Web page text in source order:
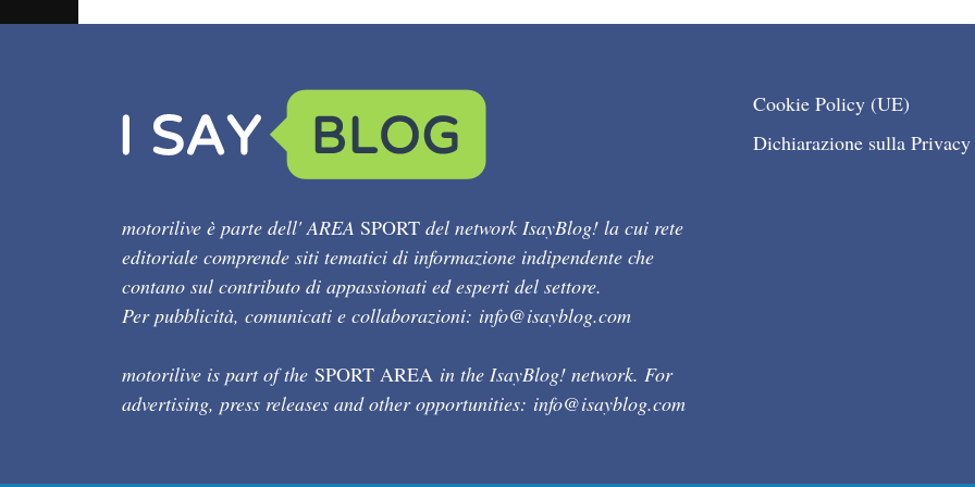
motorilive è parte dell' AREA SPORT del network IsayBlog! la cui rete
editoriale comprende siti tematici di informazione indipendente che
contano sul contributo di appassionati ed esperti del settore.
Per pubblicità, comunicati e collaborazioni: info@isayblog.com
motorilive is part of the SPORT AREA in the IsayBlog! network. For
advertising, press releases and other opportunities: info@isayblog.com
Cookie Policy (UE)
Dichiarazione sulla